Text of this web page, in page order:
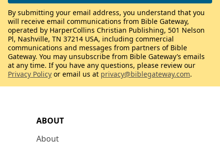
ABOUT
About
By submitting your email address, you understand that you
will receive email communications from Bible Gateway,
operated by HarperCollins Christian Publishing, 501 Nelson
Pl, Nashville, TN 37214 USA, including commercial
communications and messages from partners of Bible
Gateway. You may unsubscribe from Bible Gateway’s emails
at any time. If you have any questions, please review our
Privacy Policy or email us at privacy@biblegateway.com.